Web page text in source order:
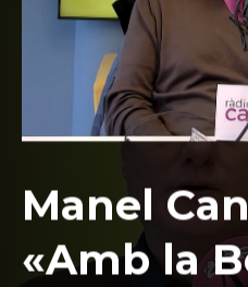
Manel
«Amb la